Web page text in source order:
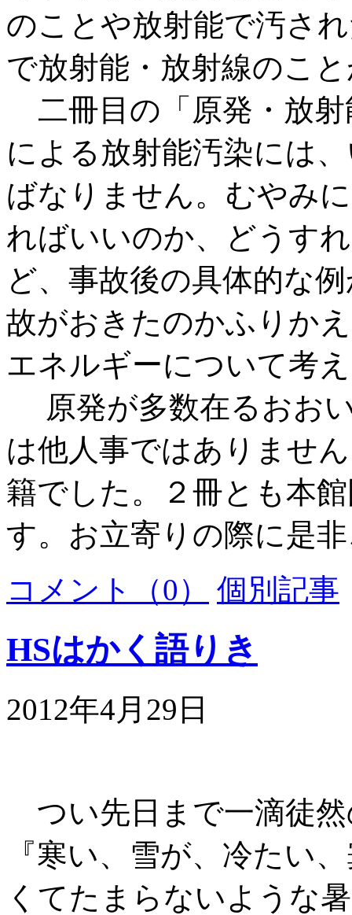
のことや放射能で汚さ
で放射能・放射線のこ
二冊目の「原発・放射
による放射能汚染には
ばなりません。むやみ
ればいいのか、どうす
ど、事故後の具体的な
故がおきたのかふりか
エネルギーについて考
原発が多数在るおお
は他人事ではありませ
籍でした。２冊とも本
す。お立寄りの際に是
コメント（0）
個別記事
HSはかく語りき
2012年4月29日
つい先日まで一滴徒
『寒い、雪が、冷た
くてたまらないような